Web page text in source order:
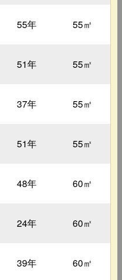
55年 55㎡
51年 55㎡
37年 55㎡
51年 55㎡
48年 60㎡
24年 60㎡
39年 60㎡